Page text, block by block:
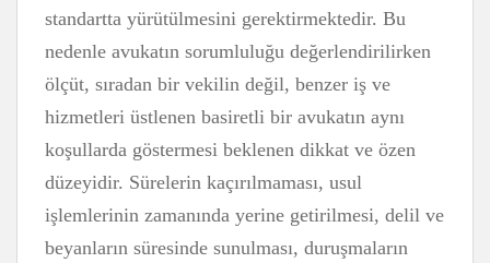
standartta yürütülmesini gerektirmektedir. Bu
nedenle avukatın sorumluluğu değerlendirilirken
ölçüt, sıradan bir vekilin değil, benzer iş ve
hizmetleri üstlenen basiretli bir avukatın aynı
koşullarda göstermesi beklenen dikkat ve özen
düzeyidir. Sürelerin kaçırılmaması, usul
işlemlerinin zamanında yerine getirilmesi, delil ve
beyanların süresinde sunulması, duruşmaların